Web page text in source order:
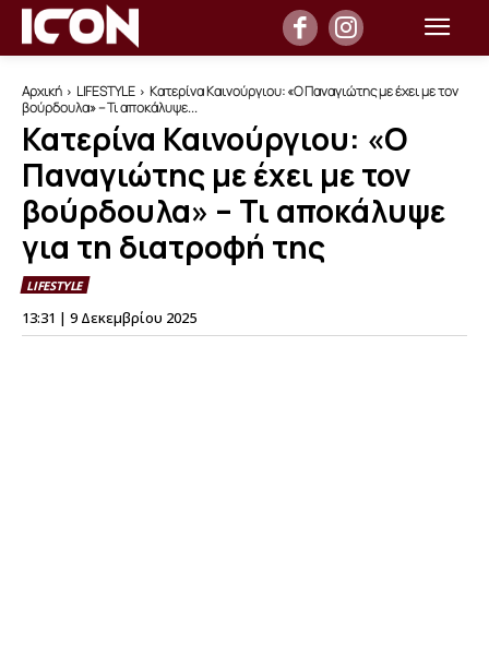
Αρχική LIFESTYLE
Κατερίνα Καινούργιου: «Ο Παναγιώτης με έχει με τον
βούρδουλα» – Τι αποκάλυψε...
Κατερίνα Καινούργιου: «Ο
Παναγιώτης με έχει με τον
βούρδουλα» – Τι αποκάλυψε
για τη διατροφή της
LIFESTYLE
13:31 | 9 Δεκεμβρίου 2025